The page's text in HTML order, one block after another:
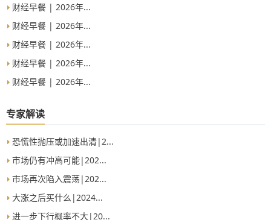
财经早餐 | 2026年...
财经早餐 | 2026年...
财经早餐 | 2026年...
财经早餐 | 2026年...
财经早餐 | 2026年...
专家解读
恐慌性抛压或加速出清|2...
市场仍有冲高可能|202...
市场再次陷入震荡|202...
大涨之后买什么|2024...
进一步下行概率不大|20...